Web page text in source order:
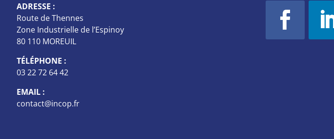
ADRESSE :
Route de Thennes
Zone Industrielle de l’Espinoy
80 110 MOREUIL
TÉLÉPHONE :
03 22 72 64 42
EMAIL :
contact@incop.fr